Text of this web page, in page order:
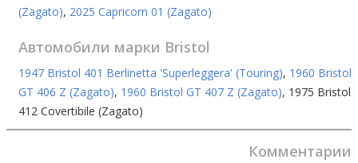
(Zagato), 2025 Capricorn 01 (Zagato)
Автомобили марки Bristol
1947 Bristol 401 Berlinetta 'Superleggera' (Touring), 1960 Bristol
GT 406 Z (Zagato), 1960 Bristol GT 407 Z (Zagato), 1975 Bristol
412 Covertibile (Zagato)
Комментарии